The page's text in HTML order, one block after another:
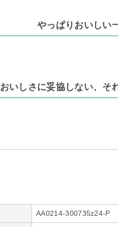
やっぱりおいしい
おいしさに妥協しない、そ
AA0214-300735z24-P